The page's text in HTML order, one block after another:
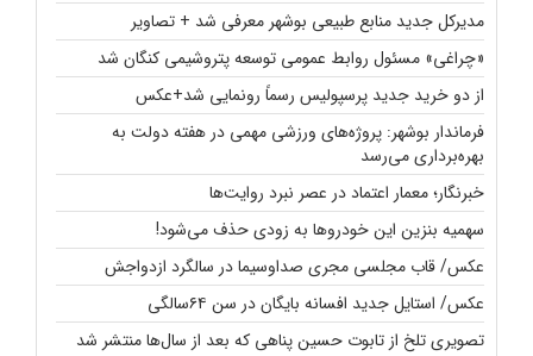
مدیرکل جدید منابع طبیعی بوشهر معرفی شد + تصاویر
«چراغی» مسئول روابط عمومی توسعه پتروشیمی کنگان شد
از دو خرید جدید پرسپولیس رسماً رونمایی شد+عکس
فرماندار بوشهر: پروژه‌های ورزشی مهمی در هفته دولت به
بهره‌برداری می‌رسد
خبرنگار؛ معمار اعتماد در عصر نبرد روایت‌ها
سهمیه بنزین این خودروها به زودی حذف می‌شود!
عکس/ قاب مجلسی مجری صداوسیما در سالگرد ازدواجش
عکس/ استایل جدید افسانه بایگان در سن ۶۴سالگی
تصویری تلخ از تابوت حسین پناهی که بعد از سال‌ها منتشر شد